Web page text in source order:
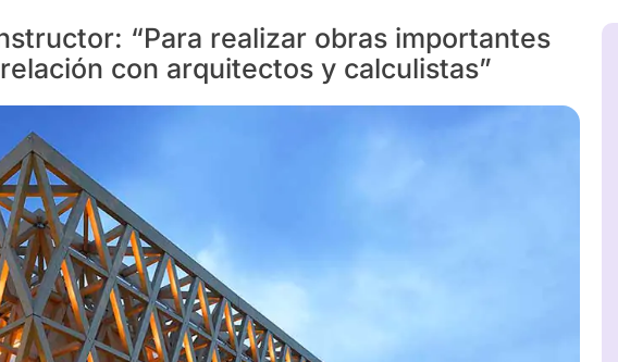
“Para realizar obras importantes
con arquitectos y calculistas”